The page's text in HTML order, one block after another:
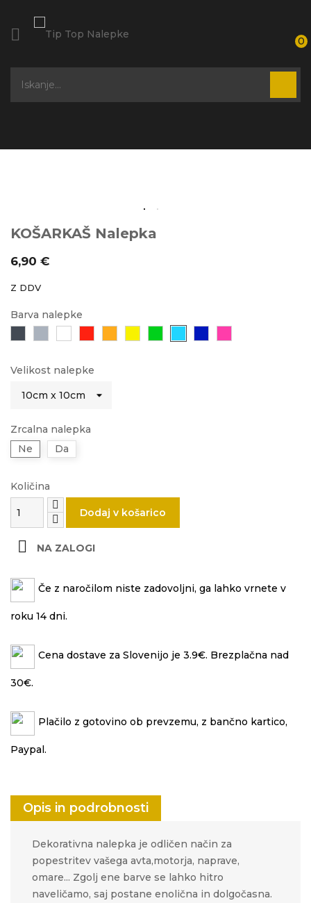
 0
KOŠARKAŠ Nalepka
6,90 €
Z DDV
Barva nalepke
modra
Velikost nalepke
Zrcalna nalepka
Ne
Da
Količina
Dodaj v košarico
 NA ZALOGI
Če z naročilom niste zadovoljni, ga lahko vrnete v
roku 14 dni.
Cena dostave za Slovenijo je 3.9€. Brezplačna nad
30€.
Plačilo z gotovino ob prevzemu, z bančno kartico,
Paypal.
Opis in podrobnosti
Dekorativna nalepka je odličen način za
popestritev vašega avta,motorja, naprave,
omare... Zgolj ene barve se lahko hitro
naveličamo, saj postane enolična in dolgočasna.